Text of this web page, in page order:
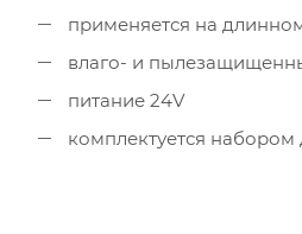
применяется на
влаго- и
питание 24V
комплектуется